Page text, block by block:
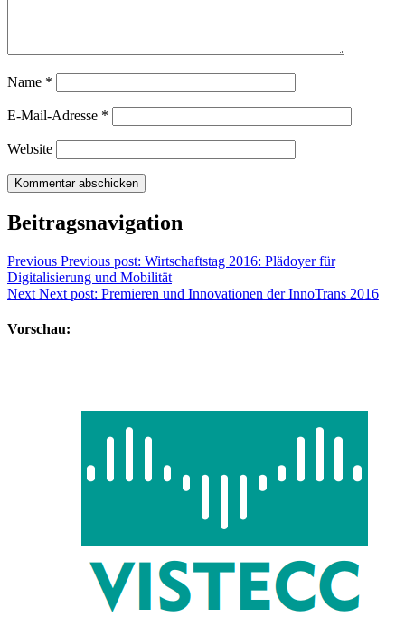
Name *
E-Mail-Adresse *
Website
Beitragsnavigation
Previous Previous post: Wirtschaftstag 2016: Plädoyer für
Digitalisierung und Mobilität
Next Next post: Premieren und Innovationen der InnoTrans 2016
Vorschau: